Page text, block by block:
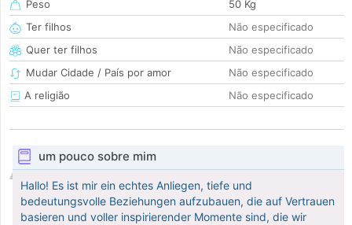
Peso
50 Kg
Ter filhos
Não especificado
Quer ter filhos
Não especificado
Mudar Cidade / País por amor
Não especificado
A religião
Não especificado
um pouco sobre mim
Hallo! Es ist mir ein echtes Anliegen, tiefe und
bedeutungsvolle Beziehungen aufzubauen, die auf Vertrauen
basieren und voller inspirierender Momente sind, die wir